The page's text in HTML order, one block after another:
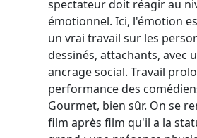
spectateur doit réagir au
émotionnel. Ici, l'émotion
un vrai travail sur les
dessinés, attachants, avec
ancrage social. Travail
performance des
Gourmet, bien sûr. On se
film après film qu'il a la